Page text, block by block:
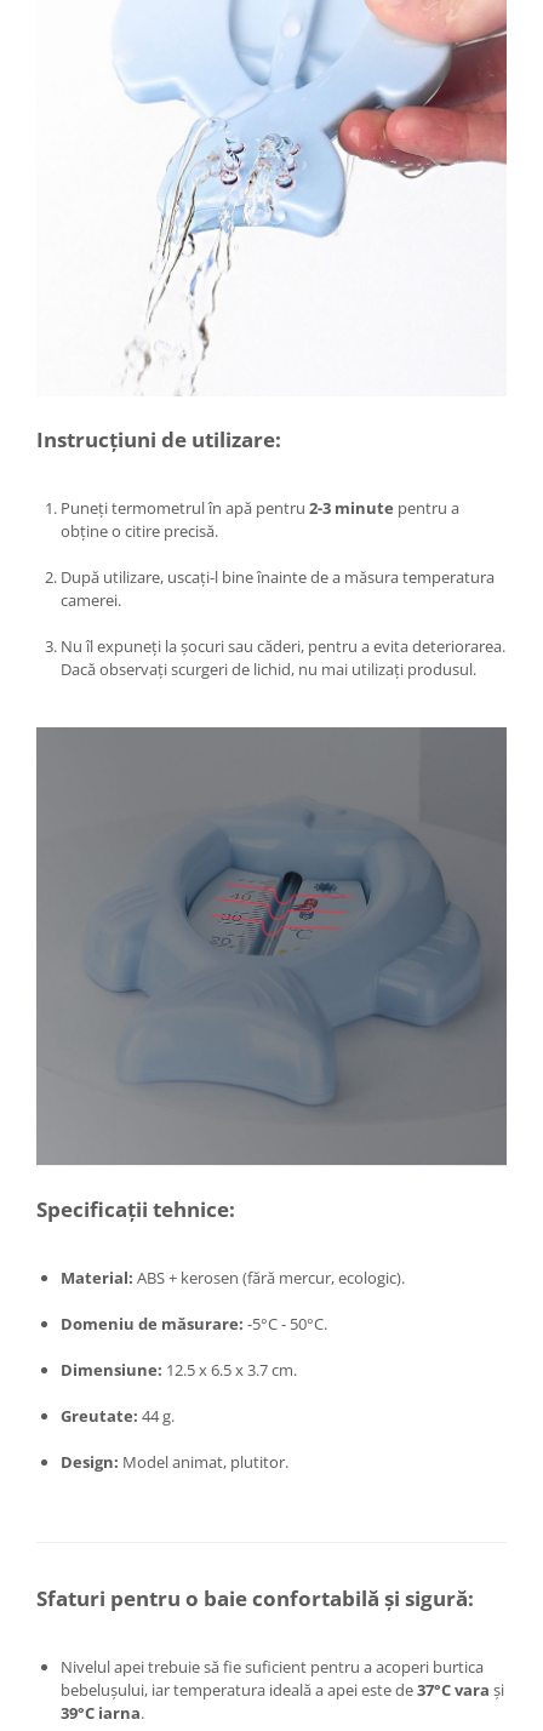
Curatenie si menaj
Accesorii ingrijire casa
Accesorii maturi, mopuri si galeti
Aspiratoare electrice
Cutii depozitare diverse
Cutii depozitare medicamente
Cutii pentru chei
Dulapuri si rafturi de depozitare
Maturi, mopuri si galeti
Organizatoare imbracaminte si
Perii de curatare
Stergatoare geam
Umerase pentru haine si suporturi
Uscatoare si standere haine
Bucatarie si electrocasnice
Masini de carnati si accesorii
Espressoare si cafetiere
Masini de tocat manuale
Oale sub presiune
Palnii
Tavi copt
Tigai
Stații încărcare vehicule electrice
Compresoare auto si pompe
Intretinere interior/exterior
Modulatoare FM
Perii de zapada si raclete
Instrucțiuni de utilizare:
Puneți termometrul în apă pentru 2-3 minute pentru a
obține o citire precisă.
După utilizare, uscați-l bine înainte de a măsura temperatura
camerei.
Nu îl expuneți la șocuri sau căderi, pentru a evita deteriorarea.
Dacă observați scurgeri de lichid, nu mai utilizați produsul.
Specificații tehnice:
Material: ABS + kerosen (fără mercur, ecologic).
Domeniu de măsurare: -5°C - 50°C.
Dimensiune: 12.5 x 6.5 x 3.7 cm.
Greutate: 44 g.
Design: Model animat, plutitor.
Sfaturi pentru o baie confortabilă și sigură:
Nivelul apei trebuie să fie suficient pentru a acoperi burtica
bebelușului, iar temperatura ideală a apei este de37°C vara și
39°C iarna.